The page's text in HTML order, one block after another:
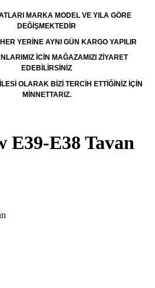
MARKA MODEL VE YILA GÖRE
DEĞİŞMEKTEDİR
YERİNE AYNI GÜN KARGO YAPILIR
İCİN MAĞAZAMIZI ZİYARET
EDEBİLİRSİNİZ
OLARAK BİZİ TERCİH ETTİĞİNİZ İÇİN
MİNNETTARIZ.
E39-E38 Tavan